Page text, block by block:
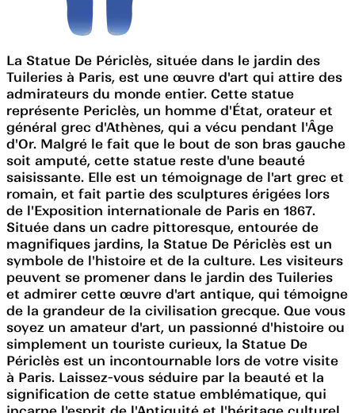
La Statue De Périclès, située dans le jardin des
Tuileries à Paris, est une œuvre d'art qui attire des
admirateurs du monde entier. Cette statue
représente Periclès, un homme d'État, orateur et
général grec d'Athènes, qui a vécu pendant l'Âge
d'Or. Malgré le fait que le bout de son bras gauche
soit amputé, cette statue reste d'une beauté
saisissante. Elle est un témoignage de l'art grec et
romain, et fait partie des sculptures érigées lors
de l'Exposition internationale de Paris en 1867.
Située dans un cadre pittoresque, entourée de
magnifiques jardins, la Statue De Périclès est un
symbole de l'histoire et de la culture. Les visiteurs
peuvent se promener dans le jardin des Tuileries
et admirer cette œuvre d'art antique, qui témoigne
de la grandeur de la civilisation grecque. Que vous
soyez un amateur d'art, un passionné d'histoire ou
simplement un touriste curieux, la Statue De
Périclès est un incontournable lors de votre visite
à Paris. Laissez-vous séduire par la beauté et la
signification de cette statue emblématique, qui